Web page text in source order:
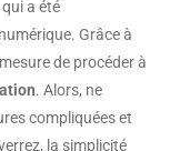
a été
Grâce à
de procéder à
. Alors, ne
compliquées et
la simplicité